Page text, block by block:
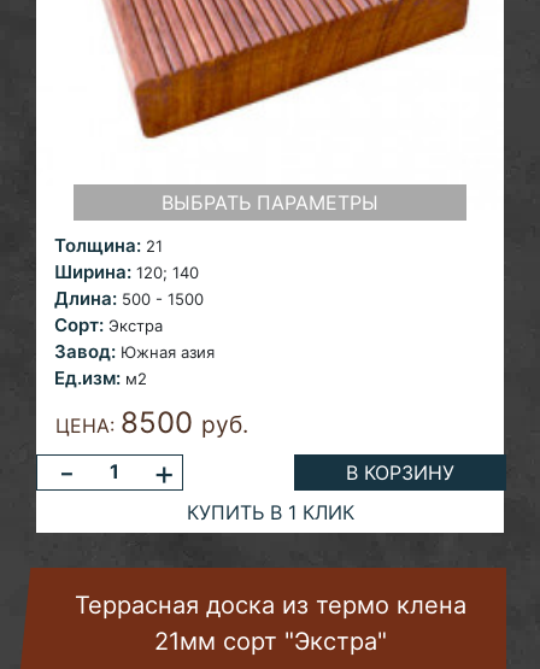
ВЫБРАТЬ ПАРАМЕТРЫ
Толщина: 21
Ширина: 120; 140
Длина: 500 - 1500
Сорт: Экстра
Завод: Южная азия
Ед.изм: м2
ЦЕНА: 8500 руб.
- +
В КОРЗИНУ
КУПИТЬ В 1 КЛИК
Террасная доска из термо клена
21мм сорт "Экстра"